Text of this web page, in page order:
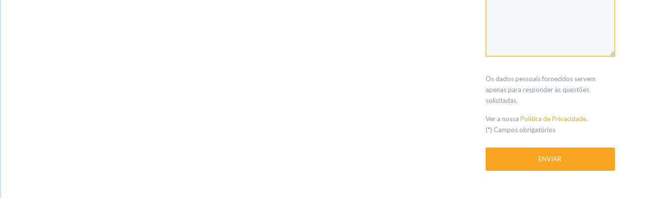
Os dados pessoais fornecidos servem
apenas para responder às questões
solicitadas.
Ver a nossa Política de Privacidade.
(*) Campos obrigatórios